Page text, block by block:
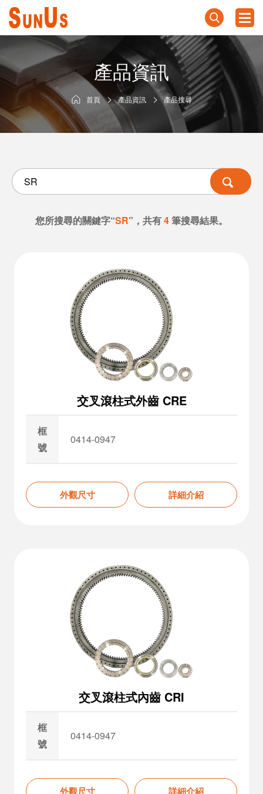
產品資訊
首頁 產品資訊 產品搜尋
您所搜尋的關鍵字“SR”，共有4筆搜尋結果。
交叉滾柱式外齒 CRE
框
號
0414-0947
外觀尺寸 詳細介紹
交叉滾柱式內齒 CRI
框
號
0414-0947
外觀尺寸 詳細介紹